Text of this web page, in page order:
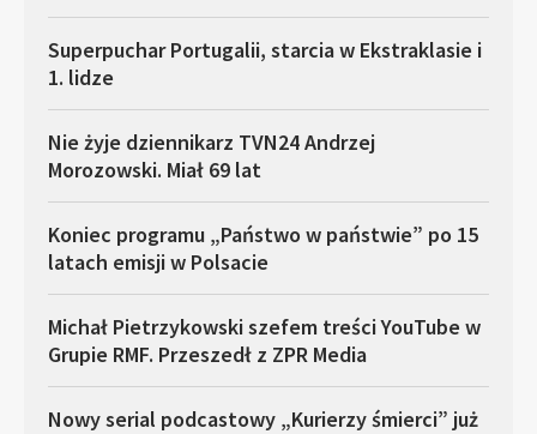
Superpuchar Portugalii, starcia w Ekstraklasie i
1. lidze
Nie żyje dziennikarz TVN24 Andrzej
Morozowski. Miał 69 lat
Koniec programu „Państwo w państwie” po 15
latach emisji w Polsacie
Michał Pietrzykowski szefem treści YouTube w
Grupie RMF. Przeszedł z ZPR Media
Nowy serial podcastowy „Kurierzy śmierci” już